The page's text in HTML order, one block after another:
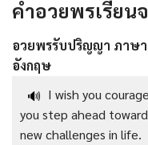
คำอวยพรเรีย
อวยพรรับปริญญา ภาษา
อังกฤษ
🔊 I wish you
you step ahead
new challenges in life.